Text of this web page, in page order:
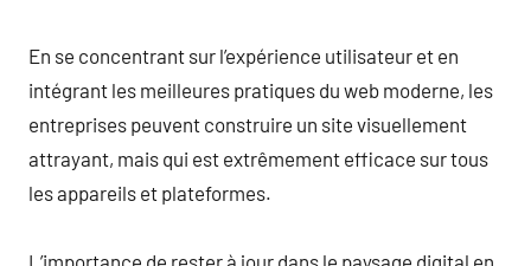
En se concentrant sur l’expérience utilisateur et en
intégrant les meilleures pratiques du web moderne, les
entreprises peuvent construire un site visuellement
attrayant, mais qui est extrêmement efficace sur tous
les appareils et plateformes.
L’importance de rester à jour dans le paysage digital en